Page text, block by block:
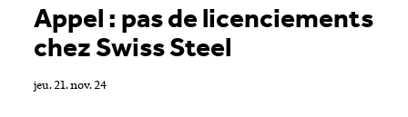
Appel : pas de licenciements
chez Swiss Steel
jeu. 21. nov. 24